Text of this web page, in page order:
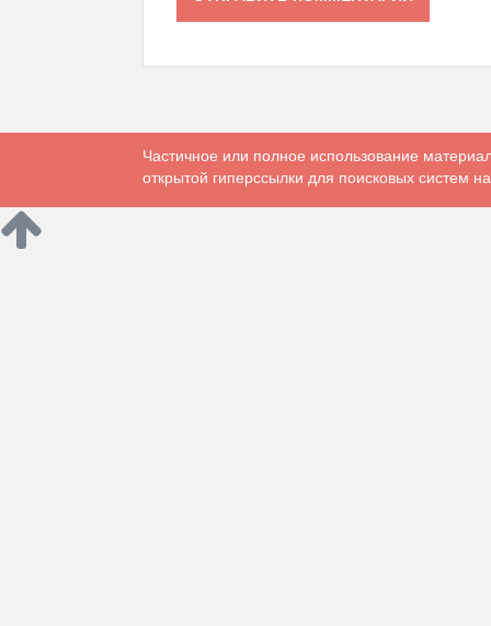
Частичное или полное использование
открытой гиперссылки для поисковых систем